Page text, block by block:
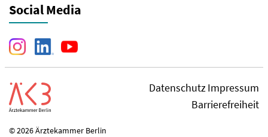
Social Media
DatenschutzImpressum
Barrierefreiheit
© 2026 Ärztekammer Berlin